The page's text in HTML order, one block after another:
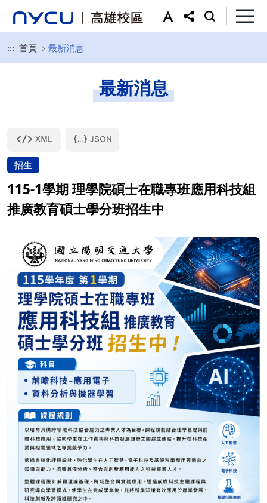
::: 首頁 最新消息
最新消息
招生
115-1學期 理學院碩士在職專班應用科技組
推廣教育碩士學分班招生中